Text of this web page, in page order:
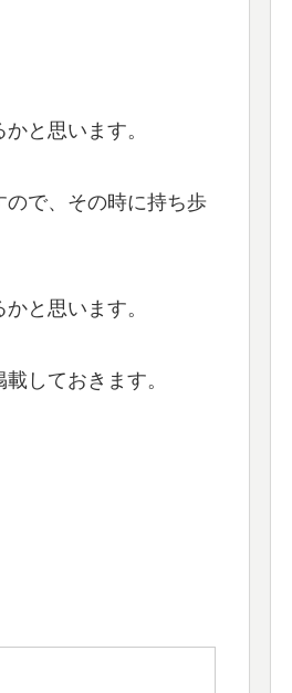
と思います。
ので、その時に持ち歩
と思います。
載しておきます。